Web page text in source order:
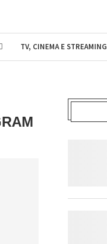
TV, CINEMA E STREAMING